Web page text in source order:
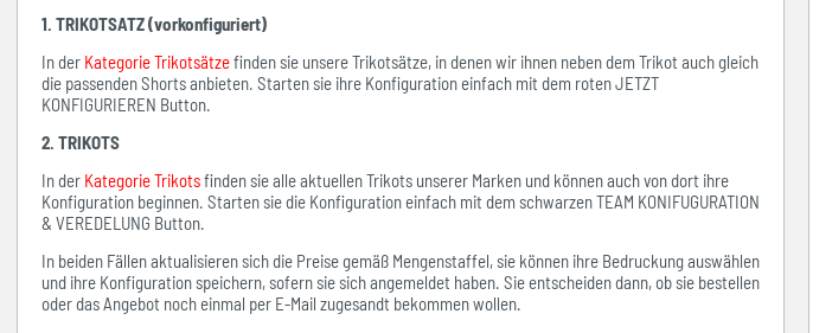
1. TRIKOTSATZ (vorkonfiguriert)
In der Kategorie Trikotsätzefinden sie unsere Trikotsätze, in denen wir ihnen neben dem Trikot auch gleich
die passenden Shorts anbieten. Starten sie ihre Konfiguration einfach mit dem roten JETZT
KONFIGURIEREN Button.
2. TRIKOTS
In der Kategorie Trikotsfinden sie alle aktuellen Trikots unserer Marken und können auch von dort ihre
Konfiguration beginnen. Starten sie die Konfiguration einfach mit dem schwarzen TEAM KONIFUGURATION
& VEREDELUNG Button.
In beiden Fällen aktualisieren sich die Preise gemäß Mengenstaffel, sie können ihre Bedruckung auswählen
und ihre Konfiguration speichern, sofern sie sich angemeldet haben. Sie entscheiden dann, ob sie bestellen
oder das Angebot noch einmal per E-Mail zugesandt bekommen wollen.